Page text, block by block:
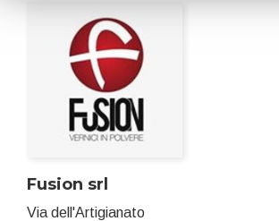
Fusion srl
Via dell'Artigianato